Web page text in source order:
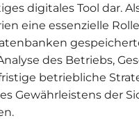
digitales Tool dar.
eine essenzielle
des Betriebs,
betriebliche
Gewährleistens der